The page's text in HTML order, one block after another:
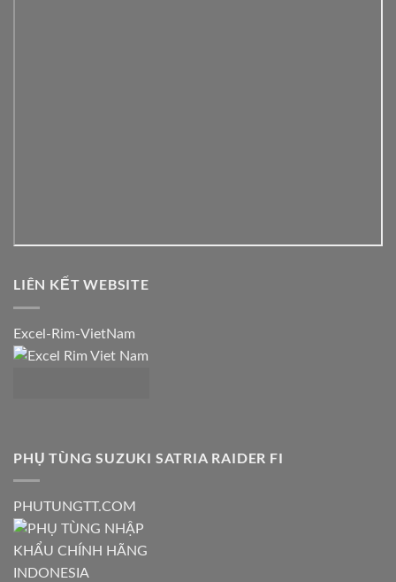
LIÊN KẾT WEBSITE
Excel-Rim-VietNam
PHỤ TÙNG SUZUKI SATRIA RAIDER FI
PHUTUNGTT.COM